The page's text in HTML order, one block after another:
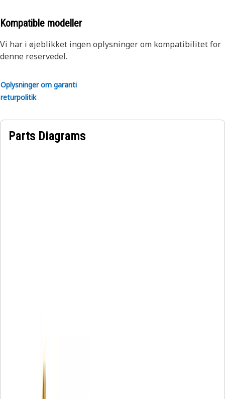
Kompatible modeller
Vi har i øjeblikket ingen oplysninger om kompatibilitet for
denne reservedel.
Oplysninger om garanti
returpolitik
Parts Diagrams